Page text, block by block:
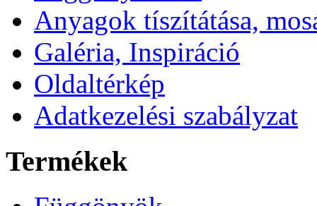
Anyagok tíszítátása,
Galéria, Inspiráció
Oldaltérkép
Adatkezelési szabályzat
Termékek